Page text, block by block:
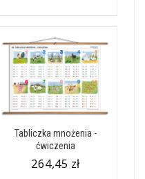
Tabliczka mnożenia -
ćwiczenia
264,45 zł